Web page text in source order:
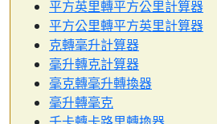
平方英里轉平方公里計算器
平方公里轉平方英里計算器
克轉毫升計算器
毫升轉克計算器
毫克轉毫升轉換器
毫升轉毫克